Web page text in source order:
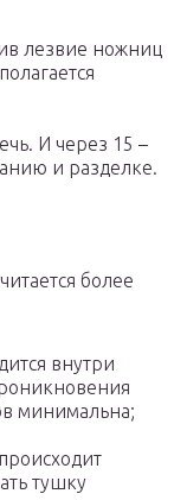
лезвие ножниц
И через 15 –
и разделке.
более
внутри
минимальна;
тушку